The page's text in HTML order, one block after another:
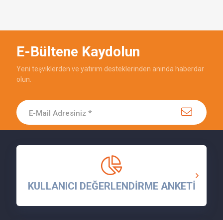
E-Bültene Kaydolun
Yeni teşviklerden ve yatırım desteklerinden anında haberdar
olun.
KULLANICI DEĞERLENDİRME ANKETİ